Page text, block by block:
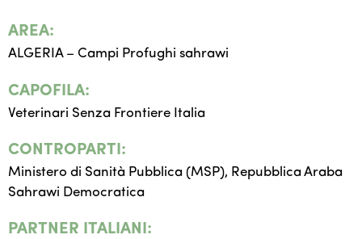
AREA:
ALGERIA – Campi Profughi sahrawi
CAPOFILA:
Veterinari Senza Frontiere Italia
CONTROPARTI:
Ministero di Sanità Pubblica (MSP), Repubblica Araba
Sahrawi Democratica
PARTNER ITALIANI: